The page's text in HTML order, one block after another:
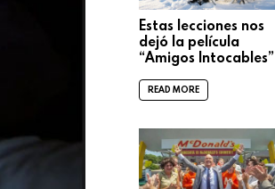
Estas lecciones nos
dejó la película
“Amigos Intocables”
READ MORE